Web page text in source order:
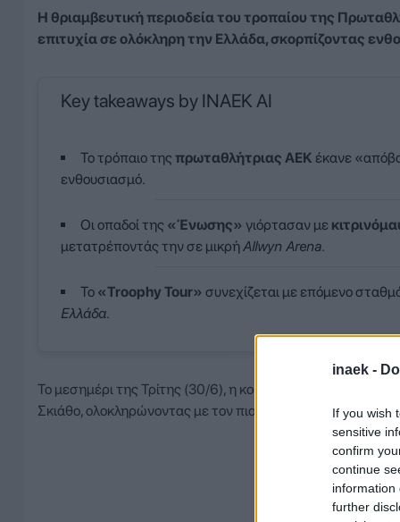
inaek -
If you wish
sensitive
confirm
continue
information
further
Η θριαμβευτική περιοδεία του τροπαίου της
επιτυχία σε ολόκληρη την Ελλάδα, σκορπίζοντας
Key takeaways by INAEK AI
Το τρόπαιο της πρωταθλήτριας ΑΕΚ έκανε
ενθουσιασμό.
Οι οπαδοί της «Ένωσης» γιόρτασαν με
μετατρέποντάς την σε μικρήAllwyn Arena.
Το «Troophy Tour» συνεχίζεται με επόμενο
Ελλάδα.
Το μεσημέρι της Τρίτης (30/6), η κούπα του 14ου
Σκιάθο, ολοκληρώνοντας με τον πιο ιδανικό τρόπο το